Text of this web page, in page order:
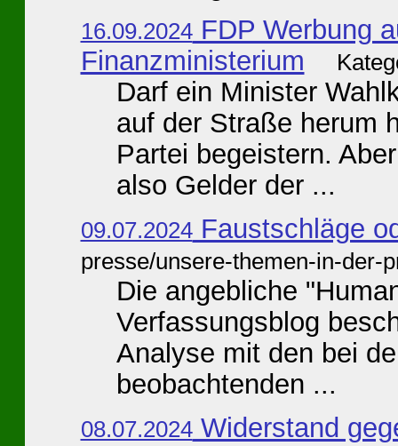
16.09.2024FDP Werbung
Finanzministerium
Darf ein Minister
auf der Straße herum
Partei begeistern.
also Gelder der ...
09.07.2024Faustschläge
presse/unsere-themen-in-der-
Die angebliche
Verfassungsblog
Analyse mit den bei
beobachtenden ...
08.07.2024Widerstand